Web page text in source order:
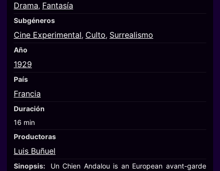
Drama, Fantasía
Subgéneros
Cine Experimental, Culto, Surrealismo
Año
1929
País
Francia
Duración
16 min
Productoras
Luis Buñuel
Sinopsis:
Un Chien Andalou is an European avant-garde